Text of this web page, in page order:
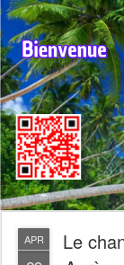
APR
Le